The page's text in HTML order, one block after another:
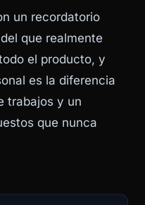
un recordatorio
que realmente
el producto, y
es la diferencia
trabajos y un
que nunca